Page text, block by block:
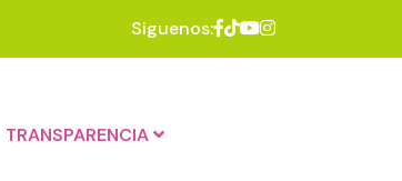
Siguenos:
TRANSPARENCIA